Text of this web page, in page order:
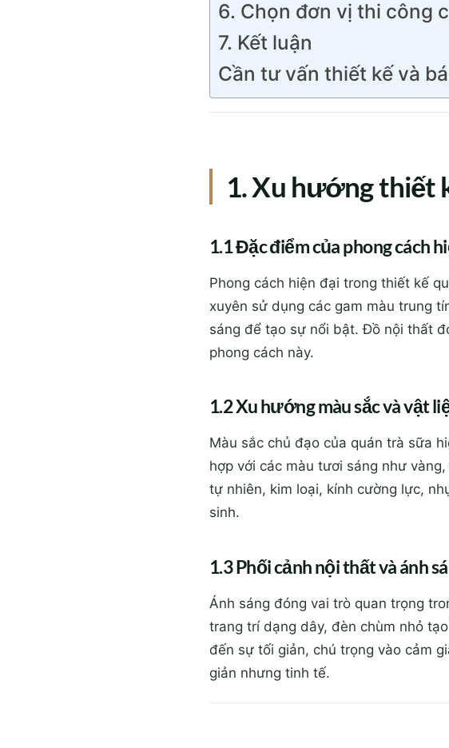
6. Chọn đơn vị thi công
7. Kết luận
Cần tư vấn thiết kế và
1. Xu hướng thiết
1.1 Đặc điểm của phong cách
Phong cách hiện đại trong thiết kế
xuyên sử dụng các gam màu trung
sáng để tạo sự nổi bật. Đồ nội thất
phong cách này.
1.2 Xu hướng màu sắc và vật
Màu sắc chủ đạo của quán trà sữa
hợp với các màu tươi sáng như
tự nhiên, kim loại, kính cường lực,
sinh.
1.3 Phối cảnh nội thất và ánh
Ánh sáng đóng vai trò quan trọng
trang trí dạng dây, đèn chùm nhỏ
đến sự tối giản, chú trọng vào cảm
giản nhưng tinh tế.